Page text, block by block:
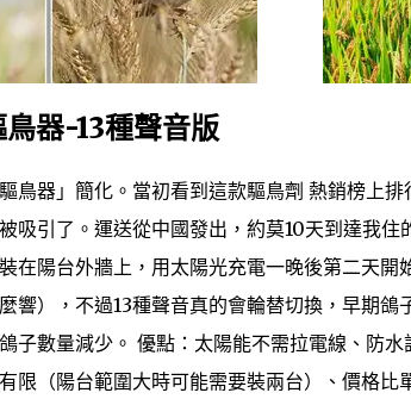
器-13種聲音版
鳥器」簡化。當初看到這款驅鳥劑 熱銷榜上
吸引了。運送從中國發出，約莫10天到達我
在陽台外牆上，用太陽光充電一晚後第二天開
響），不過13種聲音真的會輪替切換，早期
子數量減少。 優點：太陽能不需拉電線、防
限（陽台範圍大時可能需要裝兩台）、價格